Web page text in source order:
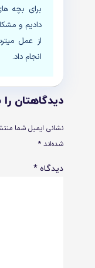
دادیم و
از عمل
انجام داد.
دیدگاهتان
نشانی ایمیل شما
شده‌اند *
دیدگاه *